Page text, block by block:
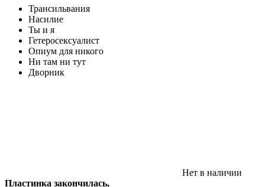
Трансильвания
Насилие
Ты и я
Гетеросексуалист
Опиум для никого
Ни там ни тут
Дворник
Нет в наличии
Пластинка закончилась,